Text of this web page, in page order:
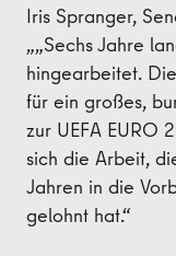
Iris Spranger,
„„Sechs Jahre
hingearbeitet.
für ein großes,
zur UEFA EURO
sich die Arbeit,
Jahren in die
gelohnt hat.“